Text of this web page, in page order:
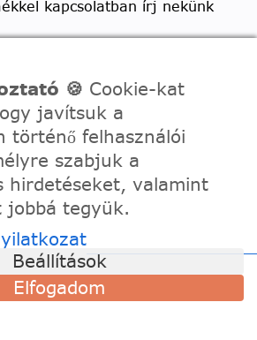
kapcsolatban írj nekünk
e-mail: hello@festede.hu
kapcsolatban:
fős Facebook csoportunkhoz!
🍪 Cookie-kat
javítsuk a
történő felhasználói
szabjuk a
hirdetéseket, valamint
jobbá tegyük.
Beállítások
Elfogadom